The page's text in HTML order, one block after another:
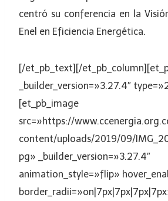
centró su conferencia en la
Enel en Eficiencia Energética.
[/et_pb_text][/
_builder_version=»3.27.4″
[et_pb_image
src=»https://
content/uploads/2019/09/
pg» _builder_version=»3.27.4″
animation_style=»flip»